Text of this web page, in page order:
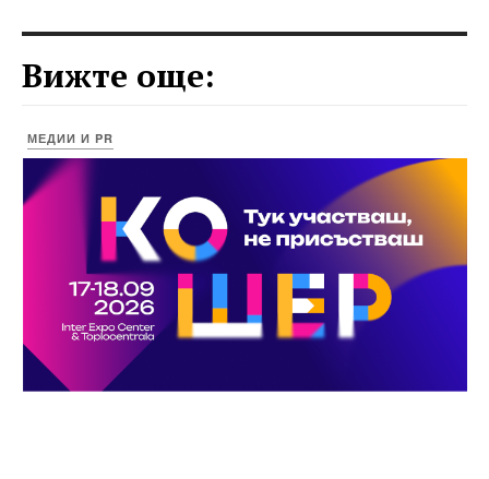
Вижте още:
МЕДИИ И PR